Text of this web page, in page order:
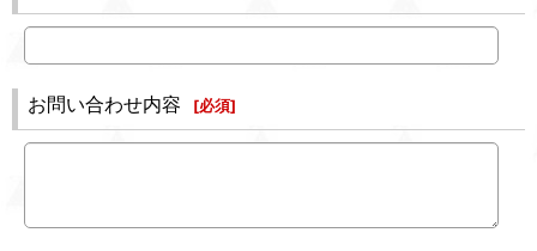
お問い合わせ内容 [必須]